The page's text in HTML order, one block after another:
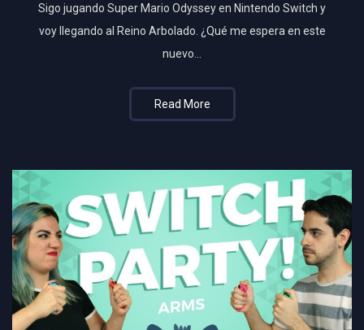
Sigo jugando Super Mario Odyssey en Nintendo Switch y
voy llegando al Reino Arbolado. ¿Qué me espera en este
nuevo…
Read More